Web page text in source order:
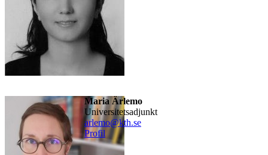
Maria Ärlemo
universitetsadjunkt
arlemo@kth.se
Profil